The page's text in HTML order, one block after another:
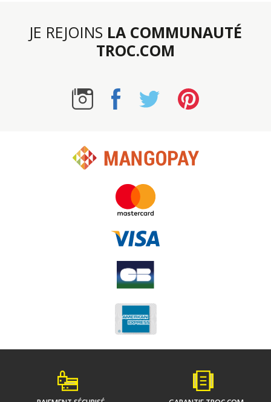
JE REJOINS LA COMMUNAUTÉ
TROC.COM